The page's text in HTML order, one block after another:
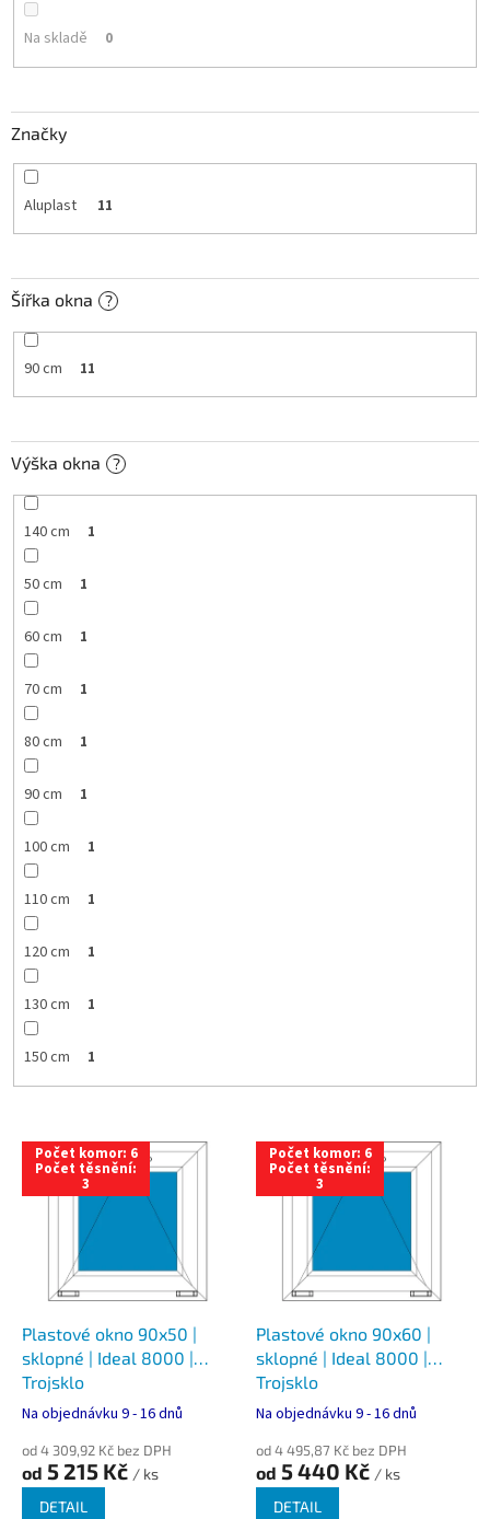
ů
Na skladě 0
Značky
Aluplast 11
Šířka okna ?
90 cm 11
Výška okna ?
140 cm 1
50 cm 1
60 cm 1
70 cm 1
80 cm 1
90 cm 1
100 cm 1
110 cm 1
120 cm 1
130 cm 1
150 cm 1
V
p
Počet komor: 6
Počet těsnění:
3
Plastové okno 90x50 |
sklopné | Ideal 8000 |
Trojsklo
Na objednávku 9 - 16 dnů
od 4 309,92 Kč bez DPH
od 5 215 Kč / ks
DETAIL
Počet komor: 6
Počet těsnění:
3
Plastové okno 90x60 |
sklopné | Ideal 8000 |
Trojsklo
Na objednávku 9 - 16 dnů
od 4 495,87 Kč bez DPH
od 5 440 Kč / ks
DETAIL